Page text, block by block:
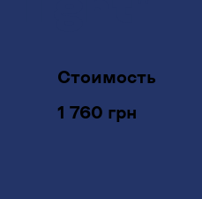
1 760 грн
Стоимость